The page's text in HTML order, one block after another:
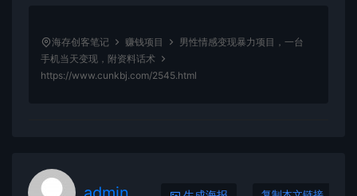
海存创客笔记 赚钱项目
男性情感变现暴力项目，一台
手机当天变现，附资料话术
https://www.cunkbj.com/2545.html